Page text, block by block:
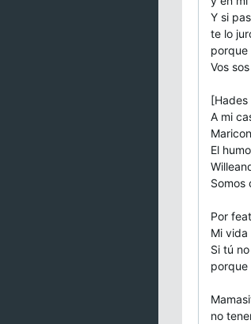
Y si
te lo
porque
Vos
[Hades
A mi
El
Somos
Por
Mi
Si tú
porque
no